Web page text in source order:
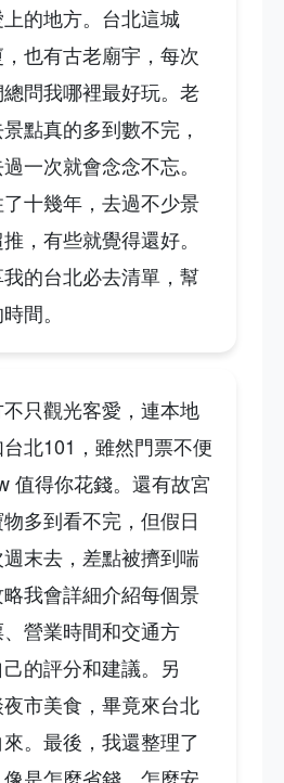
的地方。台北這城
也有古老廟宇，每次
問我哪裡最好玩。老
點真的多到數不完，
一次就會念念不忘。
十幾年，去過不少景
，有些就覺得還好。
的台北必去清單，幫
間。
只觀光客愛，連本地
北101，雖然門票不便
值得你花錢。還有故宮
多到看不完，但假日
末去，差點被擠到喘
我會詳細介紹每個景
營業時間和交通方
的評分和建議。另
市美食，畢竟來台北
。最後，我還整理了